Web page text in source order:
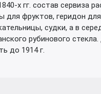
х гг. состав сервиза
для фруктов, геридон
судки, а в
рубинового
до 1914 г.